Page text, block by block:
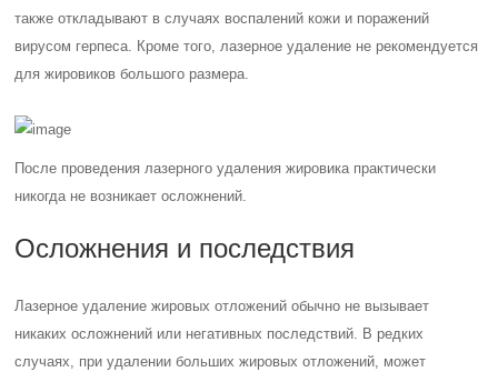
также откладывают в случаях воспалений кожи и поражений
вирусом герпеса. Кроме того, лазерное удаление не рекомендуется
для жировиков большого размера.
После проведения лазерного удаления жировика практически
никогда не возникает осложнений.
Осложнения и последствия
Лазерное удаление жировых отложений обычно не вызывает
никаких осложнений или негативных последствий. В редких
случаях, при удалении больших жировых отложений, может